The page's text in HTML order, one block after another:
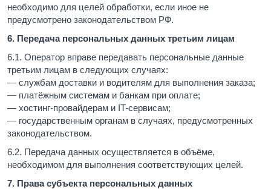
необходимо для целей обработки, если иное не
предусмотрено законодательством РФ.
6. Передача персональных данных третьим лицам
6.1. Оператор вправе передавать персональные данные
третьим лицам в следующих случаях:
— службам доставки и водителям для выполнения заказа;
— платёжным системам и банкам при оплате;
— хостинг-провайдерам и IT-сервисам;
— государственным органам в случаях, предусмотренных
законодательством.
6.2. Передача данных осуществляется в объёме,
необходимом для выполнения соответствующих целей.
7. Права субъекта персональных данных